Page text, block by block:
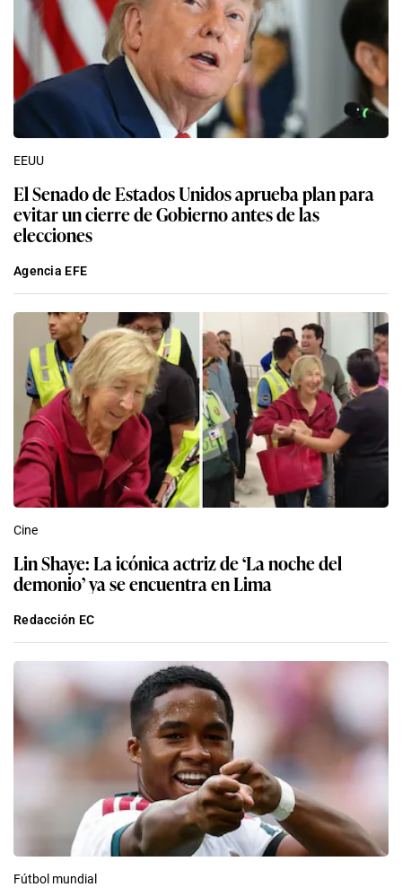
EEUU
El Senado de Estados Unidos aprueba plan para
evitar un cierre de Gobierno antes de las
elecciones
Agencia EFE
Cine
Lin Shaye: La icónica actriz de ‘La noche del
demonio’ ya se encuentra en Lima
Redacción EC
Fútbol mundial